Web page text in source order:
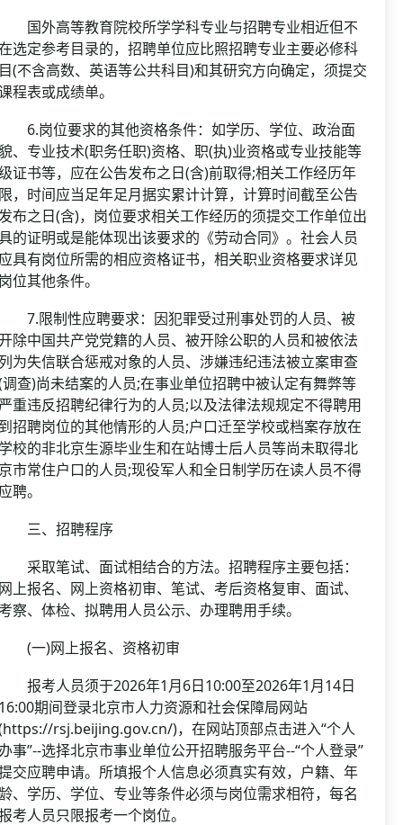
外高等教育院校所学学科专业与招聘专业相近但不
选定参考目录的，招聘单位应比照招聘专业主要必修科
(不含高数、英语等公共科目)和其研究方向确定，须提交
程表或成绩单。
岗位要求的其他资格条件：如学历、学位、政治面
、专业技术(职务任职)资格、职(执)业资格或专业技能等
证书等，应在公告发布之日(含)前取得;相关工作经历年
，时间应当足年足月据实累计计算，计算时间截至公告
布之日(含)，岗位要求相关工作经历的须提交工作单位出
的证明或是能体现出该要求的《劳动合同》。社会人员
具有岗位所需的相应资格证书，相关职业资格要求详见
位其他条件。
限制性应聘要求：因犯罪受过刑事处罚的人员、被
除中国共产党党籍的人员、被开除公职的人员和被依法
为失信联合惩戒对象的人员、涉嫌违纪违法被立案审查
查)尚未结案的人员;在事业单位招聘中被认定有舞弊等
重违反招聘纪律行为的人员;以及法律法规规定不得聘用
招聘岗位的其他情形的人员;户口迁至学校或档案存放在
校的非北京生源毕业生和在站博士后人员等尚未取得北
市常住户口的人员;现役军人和全日制学历在读人员不得
聘。
、招聘程序
取笔试、面试相结合的方法。招聘程序主要包括：
上报名、网上资格初审、笔试、考后资格复审、面试、
察、体检、拟聘用人员公示、办理聘用手续。
一)网上报名、资格初审
考人员须于2026年1月6日10:00至2026年1月14日
期间登录北京市人力资源和社会保障局网站
rsj.beijing.gov.cn/)，在网站顶部点击进入“个人
事”--选择北京市事业单位公开招聘服务平台--“个人登录”
交应聘申请。所填报个人信息必须真实有效，户籍、年
、学历、学位、专业等条件必须与岗位需求相符，每名
考人员只限报考一个岗位。